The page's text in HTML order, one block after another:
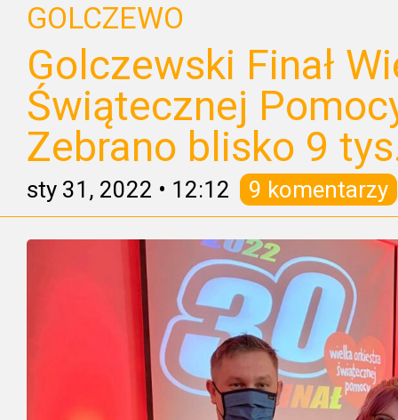
GOLCZEWO
Golczewski Finał
Świątecznej
Zebrano blisko 9
sty 31, 2022 • 12:12 9 komentarzy